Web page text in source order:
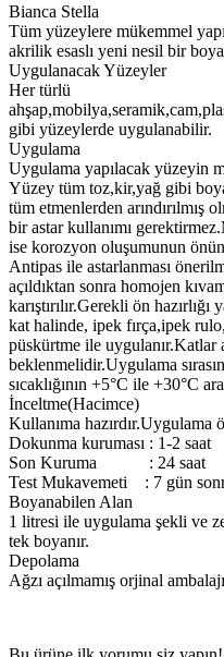
Bianca Stella
Tüm yüzeylere mükemmel
akrilik esaslı yeni nesil bir
Uygulanacak Yüzeyler
Her türlü
gibi yüzeylerde uygulanabilir.
Uygulama
Uygulama yapılacak yüzeyin
Yüzey tüm toz,kir,yağ gibi
tüm etmenlerden arındırılmış
bir astar kullanımı
ise korozyon oluşumunun
Antipas ile astarlanması
açıldıktan sonra homojen
karıştırılır.Gerekli ön
kat halinde, ipek fırça,ipek
püskürtme ile uygulanır.Katlar
beklenmelidir.Uygulama
sıcaklığının +5°C ile +30°C
İnceltme(Hacimce)
Kullanıma hazırdır.Uygulama
Dokunma kuruması : 1-2 saat
Son Kuruma : 24 saat
Test Mukavemeti : 7 gün
Boyanabilen Alan
1 litresi ile uygulama şekli ve
tek boyanır.
Depolama
Ağzı açılmamış orjinal